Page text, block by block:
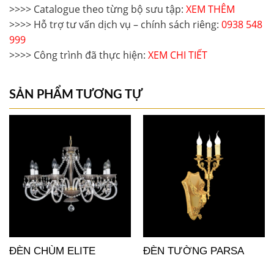
>>>> Catalogue theo từng bộ sưu tập: XEM THÊM
>>>> Hỗ trợ tư vấn dịch vụ – chính sách riêng: 0938 548
999
>>>> Công trình đã thực hiện: XEM CHI TIẾT
SẢN PHẨM TƯƠNG TỰ
ĐÈN CHÙM ELITE
ĐÈN TƯỜNG PARSA